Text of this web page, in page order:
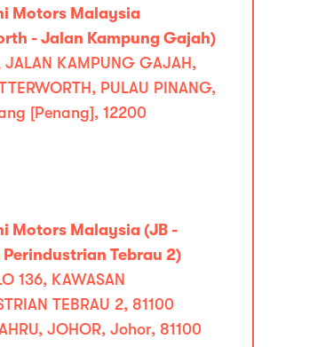
Motors Malaysia
- Jalan Kampung Gajah)
JALAN KAMPUNG GAJAH,
PULAU PINANG,
[Penang], 12200
Motors Malaysia (JB -
Perindustrian Tebrau 2)
136, KAWASAN
TEBRAU 2, 81100
JOHOR, Johor, 81100